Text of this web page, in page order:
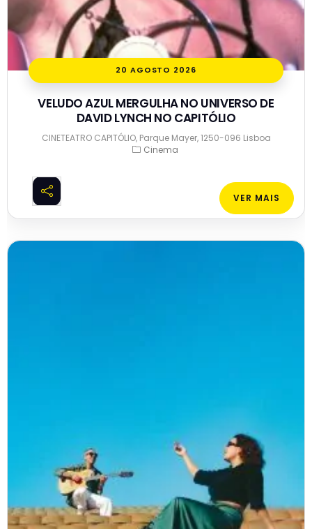
20 AGOSTO 2026
VELUDO AZUL MERGULHA NO UNIVERSO DE
DAVID LYNCH NO CAPITÓLIO
CINETEATRO CAPITÓLIO, Parque Mayer, 1250-096 Lisboa
Cinema
VER MAIS